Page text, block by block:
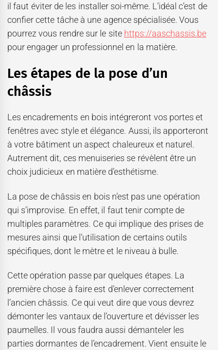
il faut éviter de les installer soi-même. L’idéal c’est de
confier cette tâche à une agence spécialisée. Vous
pourrez vous rendre sur le site https://aaschassis.be
pour engager un professionnel en la matière.
Les étapes de la pose d’un
châssis
Les encadrements en bois intégreront vos portes et
fenêtres avec style et élégance. Aussi, ils apporteront
à votre bâtiment un aspect chaleureux et naturel.
Autrement dit, ces menuiseries se révèlent être un
choix judicieux en matière d’esthétisme.
La pose de châssis en bois n’est pas une opération
qui s’improvise. En effet, il faut tenir compte de
multiples paramètres. Ce qui implique des prises de
mesures ainsi que l’utilisation de certains outils
spécifiques, dont le mètre et le niveau à bulle.
Cette opération passe par quelques étapes. La
première chose à faire est d’enlever correctement
l’ancien châssis. Ce qui veut dire que vous devrez
démonter les vantaux de l’ouverture et dévisser les
paumelles. Il vous faudra aussi démanteler les
parties dormantes de l’encadrement. Vient ensuite le